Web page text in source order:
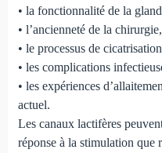
• la fonctionnalité de la
• l’ancienneté de la chirurgie,
• le processus de
• les complications
• les expériences
actuel.
Les canaux lactifères
réponse à la stimulation que